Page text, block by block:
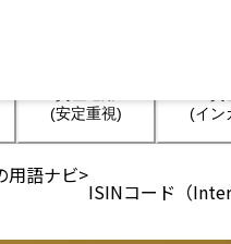
(安定重視)
(イン
用語ナビ>
ISINコード（